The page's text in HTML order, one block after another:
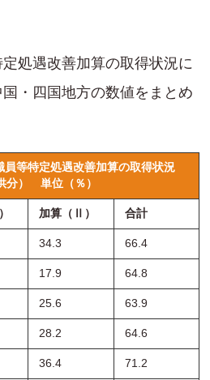
処遇改善加算の取得状況に
・四国地方の数値をまとめ
員等特定処遇改善加算の取得状況
）
単位（％）
加算（Ⅱ） 合計
34.3 66.4
17.9 64.8
25.6 63.9
28.2 64.6
36.4 71.2